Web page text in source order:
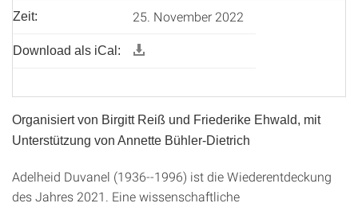
Zeit: 25. November 2022
Download als iCal:
Organisiert von Birgitt Reiß und Friederike Ehwald, mit
Unterstützung von Annette Bühler-Dietrich
Adelheid Duvanel (1936--1996) ist die Wiederentdeckung
des Jahres 2021. Eine wissenschaftliche